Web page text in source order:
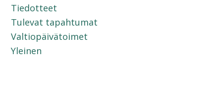
Tiedotteet
Tulevat tapahtumat
Valtiopäivätoimet
Yleinen